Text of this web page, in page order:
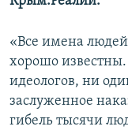
«Все имена
хорошо
идеологов, ни
заслуженное
гибель тысячи